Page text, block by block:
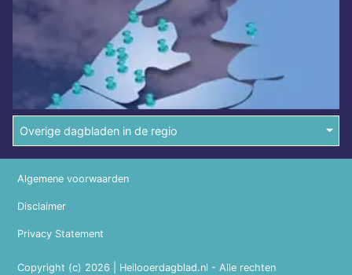
Overige dagbladen in de regio
Copyright (c) 2026 | Heilooerdagblad.nl - Alle rechten
Algemene voorwaarden
Disclaimer
Privacy Statement